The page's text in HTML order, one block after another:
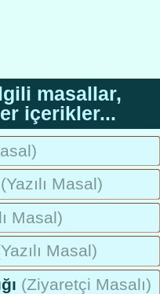
masallar,
içerikler...
(Yazılı Masal)
Masal)
Masal)
(Ziyaretçi Masalı)